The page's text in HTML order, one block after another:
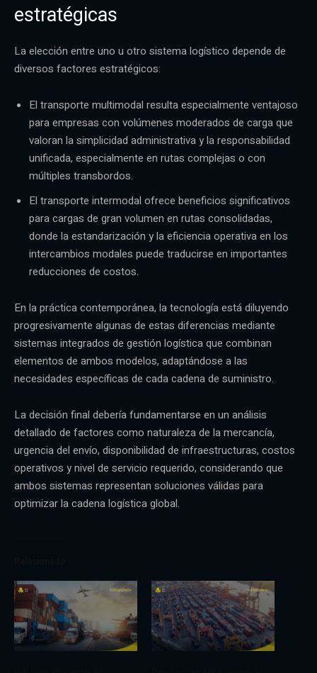
estratégicas
La elección entre uno u otro sistema logístico depende de
diversos factores estratégicos:
El transporte multimodal resulta especialmente ventajoso
para empresas con volúmenes moderados de carga que
valoran la simplicidad administrativa y la responsabilidad
unificada, especialmente en rutas complejas o con
múltiples transbordos.
El transporte intermodal ofrece beneficios significativos
para cargas de gran volumen en rutas consolidadas,
donde la estandarización y la eficiencia operativa en los
intercambios modales puede traducirse en importantes
reducciones de costos.
En la práctica contemporánea, la tecnología está diluyendo
progresivamente algunas de estas diferencias mediante
sistemas integrados de gestión logística que combinan
elementos de ambos modelos, adaptándose a las
necesidades específicas de cada cadena de suministro.
La decisión final debería fundamentarse en un análisis
detallado de factores como naturaleza de la mercancía,
urgencia del envío, disponibilidad de infraestructuras, costos
operativos y nivel de servicio requerido, considerando que
ambos sistemas representan soluciones válidas para
optimizar la cadena logística global.